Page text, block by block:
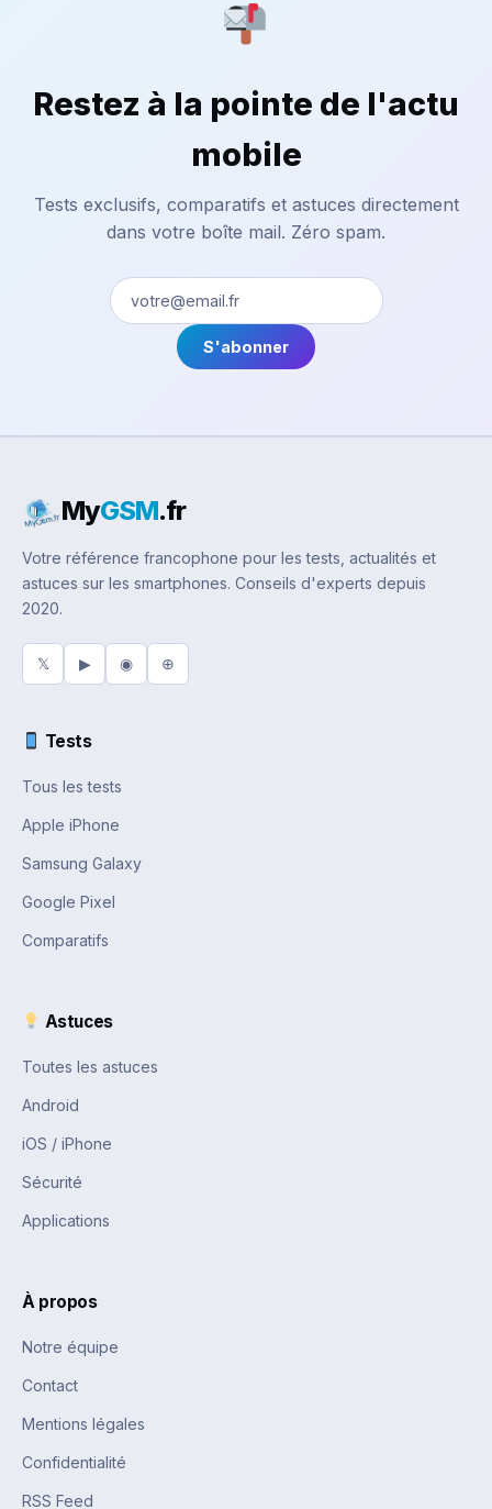
Restez à la pointe de l'actu
mobile
Tests exclusifs, comparatifs et astuces directement
dans votre boîte mail. Zéro spam.
S'abonner
MyGSM.fr
Votre référence francophone pour les tests, actualités et
astuces sur les smartphones. Conseils d'experts depuis
2020.
𝕏 ▶ ◉ ⊕
Tests
Tous les tests
Apple iPhone
Samsung Galaxy
Google Pixel
Comparatifs
Astuces
Toutes les astuces
Android
iOS / iPhone
Sécurité
Applications
À propos
Notre équipe
Contact
Mentions légales
Confidentialité
RSS Feed